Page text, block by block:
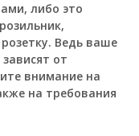
либо это
Ведь ваше
от
внимание на
на требования